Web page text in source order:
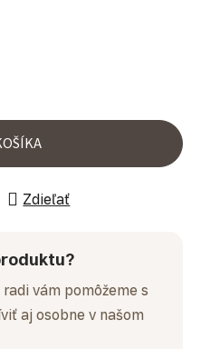
Zdieľať
vám pomôžeme s
aj osobne v našom